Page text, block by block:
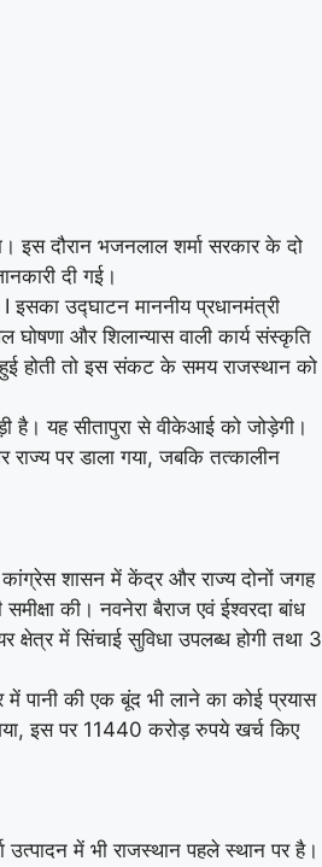
इस दौरान भजनलाल शर्मा सरकार के दो
दी गई।
उद्घाटन माननीय प्रधानमंत्री
और शिलान्यास वाली कार्य संस्कृति
होती तो इस संकट के समय राजस्थान को
है। यह सीतापुरा से वीकेआई को जोड़ेगी।
पर डाला गया, जबकि तत्कालीन
शासन में केंद्र और राज्य दोनों जगह
की। नवनेरा बैराज एवं ईश्वरदा बांध
में सिंचाई सुविधा उपलब्ध होगी तथा 3
की एक बूंद भी लाने का कोई प्रयास
इस पर 11440 करोड़ रुपये खर्च किए
में भी राजस्थान पहले स्थान पर है।